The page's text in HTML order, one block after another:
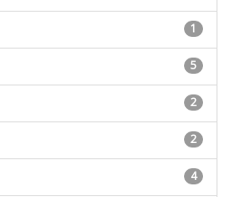
1
5
2
2
4